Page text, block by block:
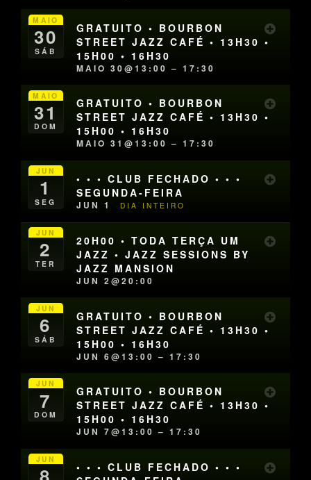
MAIO
30
SÁB
GRATUITO • BOURBON
STREET JAZZ CAFÉ • 13H30 •
15H00 • 16H30
MAIO 30@13:00 – 17:30
MAIO
31
DOM
GRATUITO • BOURBON
STREET JAZZ CAFÉ • 13H30 •
15H00 • 16H30
MAIO 31@13:00 – 17:30
JUN
1
SEG
• • • CLUB FECHADO • • •
SEGUNDA-FEIRA
JUN 1 DIA INTEIRO
JUN
2
TER
20H00 • TODA TERÇA UM
JAZZ • JAZZ SESSIONS BY
JAZZ MANSION
JUN 2@20:00
JUN
6
SÁB
GRATUITO • BOURBON
STREET JAZZ CAFÉ • 13H30 •
15H00 • 16H30
JUN 6@13:00 – 17:30
JUN
7
DOM
GRATUITO • BOURBON
STREET JAZZ CAFÉ • 13H30 •
15H00 • 16H30
JUN 7@13:00 – 17:30
JUN
• • • CLUB FECHADO • • •